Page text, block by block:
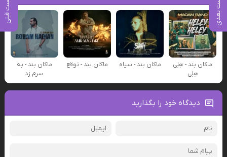
پست بعدی پست قبلی
ماکان بند - هِلِی
هِلِی
ماکان بند - سیاه ماکان بند - توقع
ماکان بند - به
سرم زد
دیدگاه خود را بگذارید